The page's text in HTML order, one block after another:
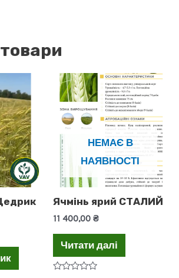
НЕМАЄ В
НАЯВНОСТІ
Ячмінь ярий СТАЛИЙ
11 400,00 ₴
Читати далі